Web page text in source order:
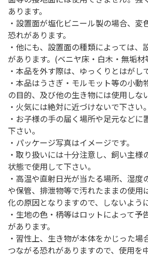
あります。
・設置面が塩化ビニール製の場合、変
恐れがあります。
・他にも、設置面の種類によっては、
があります。(ベニヤ床・白木・無垢材
・本品を外す際は、ゆっくりとはがし
・本品はうさぎ・モルモット等の小動
の目的、及び他の生き物には使用しな
・火気には絶対に近づけないで下さい。
・お子様の手の届く場所や足元などに
下さい。
・パッケージ写真はイメージです。
・取り扱いには十分注意し、飼い主様
状態で使用して下さい。
・高温や直射日光が当たる場所、湿度
や保管、排泄物等で汚れたままの使用
化の原因となりますので、しないよう
・生地の色・柄等はロットによって予
があります。
・習性上、生き物が本体をかじった場
つながる恐れがありますので、使用を